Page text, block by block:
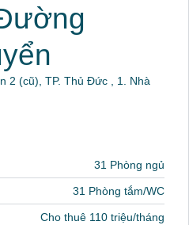
2 (cũ), TP. Thủ Đức , 1. Nhà
31 Phòng ngủ
31 Phòng tắm/WC
Cho thuê 110 triệu/tháng